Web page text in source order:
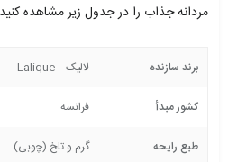
مردانه جذاب را در جدول زیر مشاهده
برند سازنده لالیک – Lalique
کشور مبدأ فرانسه
طبع رایحه گرم و تلخ (چوبی)